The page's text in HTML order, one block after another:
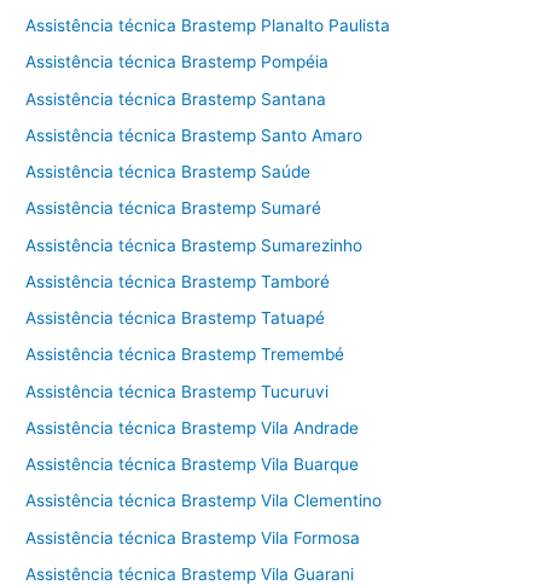
Assistência técnica Brastemp Planalto Paulista
Assistência técnica Brastemp Pompéia
Assistência técnica Brastemp Santana
Assistência técnica Brastemp Santo Amaro
Assistência técnica Brastemp Saúde
Assistência técnica Brastemp Sumaré
Assistência técnica Brastemp Sumarezinho
Assistência técnica Brastemp Tamboré
Assistência técnica Brastemp Tatuapé
Assistência técnica Brastemp Tremembé
Assistência técnica Brastemp Tucuruvi
Assistência técnica Brastemp Vila Andrade
Assistência técnica Brastemp Vila Buarque
Assistência técnica Brastemp Vila Clementino
Assistência técnica Brastemp Vila Formosa
Assistência técnica Brastemp Vila Guarani